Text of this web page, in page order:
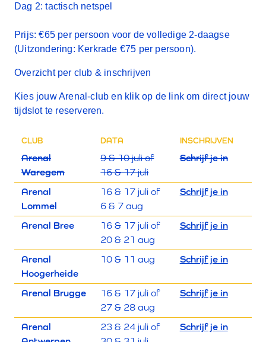
Dag 2: tactisch netspel
Prijs: €65 per persoon voor de volledige 2-daagse
(Uitzondering: Kerkrade €75 per persoon).
Overzicht per club & inschrijven
Kies jouw Arenal-club en klik op de link om direct jouw
tijdslot te reserveren.
CLUB DATA INSCHRIJVEN
Arenal
Waregem
9 & 10 juli of
16 & 17 juli
Schrijf je in
Arenal
Lommel
16 & 17 juli of
6 & 7 aug
Schrijf je in
Arenal Bree
16 & 17 juli of
20 & 21 aug
Schrijf je in
Arenal
Hoogerheide
10 & 11 aug Schrijf je in
Arenal Brugge
16 & 17 juli of
27 & 28 aug
Schrijf je in
Arenal
23 & 24 juli of
Schrijf je in